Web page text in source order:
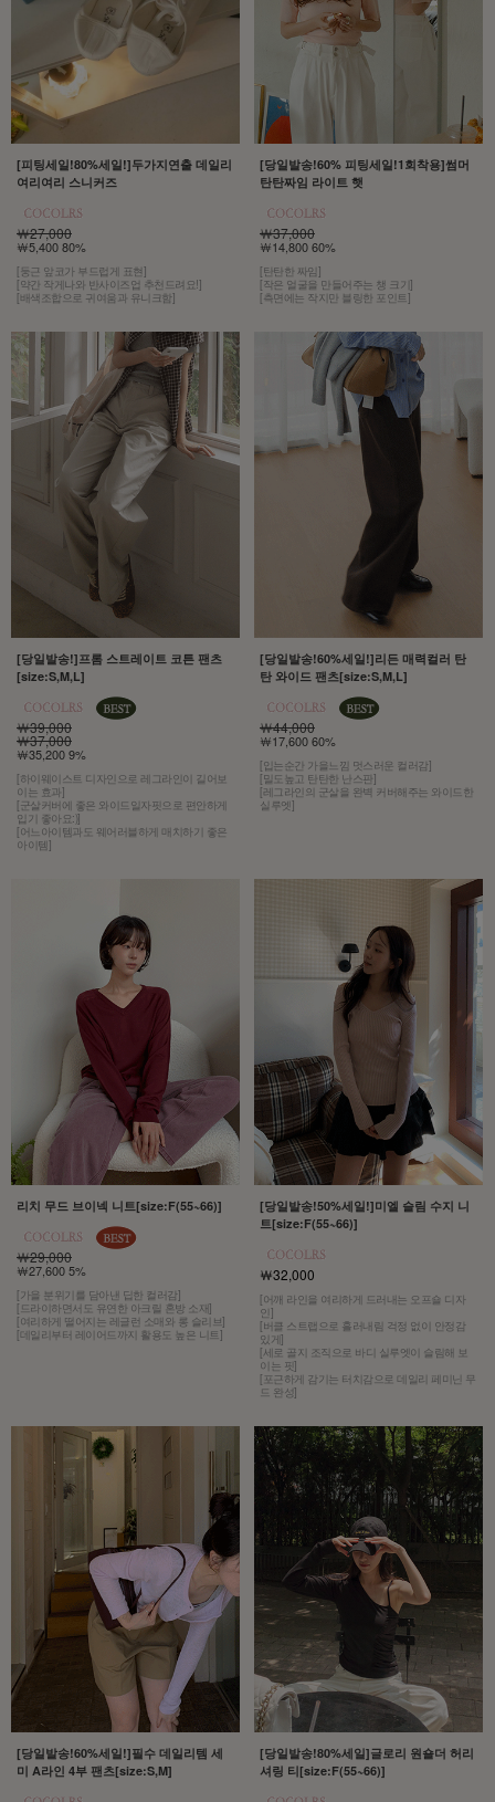
[피팅세일!80%세일!]두가지연출 데일리
여리여리 스니커즈
￦27,000
￦5,400 80%
[둥근 앞코가 부드럽게 표현]
[약간 작게나와 반사이즈업 추천드려요!]
[배색조합으로 귀여움과 유니크함]
[당일발송!60% 피팅세일!1회착용]썸머
탄탄짜임 라이트 햇
￦37,000
￦14,800 60%
[탄탄한 짜임]
[작은 얼굴을 만들어주는 챙 크기]
[측면에는 작지만 블링한 포인트]
[당일발송!]프롬 스트레이트 코튼 팬츠
[size:S,M,L]
￦39,000
￦37,000
￦35,200 9%
[하이웨이스트 디자인으로 레그라인이 길어보
이는 효과]
[군살커버에 좋은 와이드일자핏으로 편안하게
입기 좋아요:)]
[어느아이템과도 웨어러블하게 매치하기 좋은
아이템]
[당일발송!60%세일!]리든 매력컬러 탄
탄 와이드 팬츠[size:S,M,L]
￦44,000
￦17,600 60%
[입는순간 가을느낌 멋스러운 컬러감]
[밀도높고 탄탄한 난스판]
[레그라인의 군살을 완벽 커버해주는 와이드한
실루엣]
리치 무드 브이넥 니트[size:F(55~66)]
￦29,000
￦27,600 5%
[가을 분위기를 담아낸 딥한 컬러감]
[드라이하면서도 유연한 아크릴 혼방 소재]
[여리하게 떨어지는 레글런 소매와 롱 슬리브]
[데일리부터 레이어드까지 활용도 높은 니트]
[당일발송!50%세일!]미엘 슬림 수지 니
트[size:F(55~66)]
￦32,000
[어깨 라인을 여리하게 드러내는 오프숄 디자
인]
[버클 스트랩으로 흘러내림 걱정 없이 안정감
있게]
[세로 골지 조직으로 바디 실루엣이 슬림해 보
이는 핏]
[포근하게 감기는 터치감으로 데일리 페미닌 무
드 완성]
[당일발송!60%세일!]필수 데일리템 세
미 A라인 4부 팬츠[size:S,M]
[당일발송!80%세일]글로리 원숄더 허리
셔링 티[size:F(55~66)]